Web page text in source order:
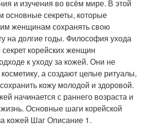
и изучения во всём мире. В этой
основные секреты, которые
женщинам сохранять свою
на долгие годы. Философия ухода
корейских женщин
к уходу за кожей. Они не
а создают целые ритуалы,
кожу молодой и здоровой.
начинается с раннего возраста и
Основные шаги корейской
кожей Шаг Описание 1.